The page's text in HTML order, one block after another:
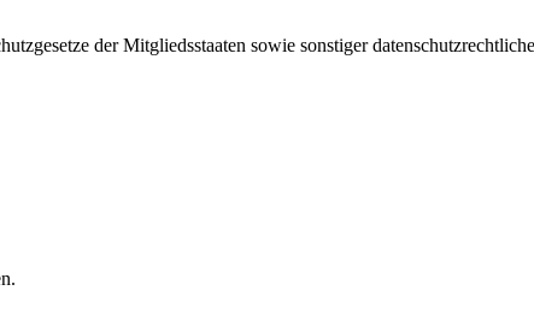
der Mitgliedsstaaten sowie sonstiger